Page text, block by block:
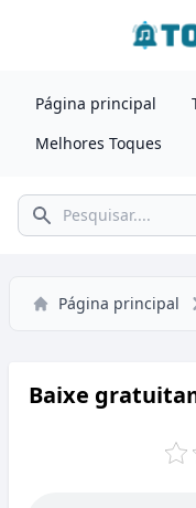
Página principal
Melhores Toques
Pesquisar
Página principal
Baixe